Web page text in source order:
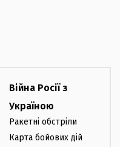
Війна Росії з
Україною
Ракетні обстріли
Карта бойових дій